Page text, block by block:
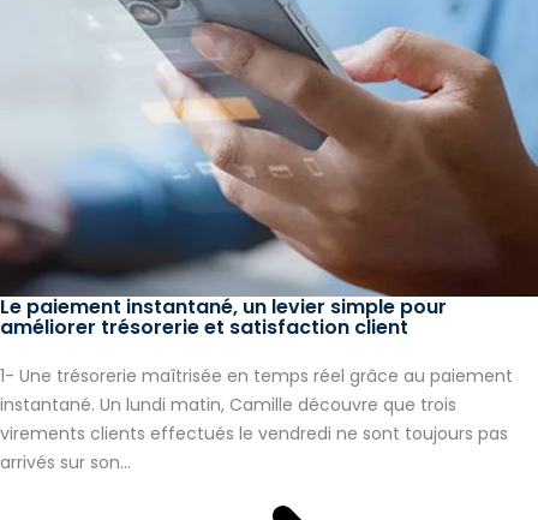
Le paiement instantané, un levier simple pour
améliorer trésorerie et satisfaction client
1- Une trésorerie maîtrisée en temps réel grâce au paiement
instantané. Un lundi matin, Camille découvre que trois
virements clients effectués le vendredi ne sont toujours pas
arrivés sur son...